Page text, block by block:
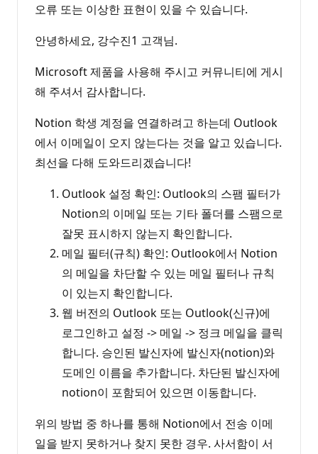
오류 또는 이상한 표현이 있을 수 있습니다.
안녕하세요, 강수진1 고객님.
Microsoft 제품을 사용해 주시고 커뮤니티에 게시
해 주셔서 감사합니다.
Notion 학생 계정을 연결하려고 하는데 Outlook
에서 이메일이 오지 않는다는 것을 알고 있습니다.
최선을 다해 도와드리겠습니다!
Outlook 설정 확인: Outlook의 스팸 필터가
Notion의 이메일 또는 기타 폴더를 스팸으로
잘못 표시하지 않는지 확인합니다.
메일 필터(규칙) 확인: Outlook에서 Notion
의 메일을 차단할 수 있는 메일 필터나 규칙
이 있는지 확인합니다.
웹 버전의 Outlook 또는 Outlook(신규)에
로그인하고 설정 -> 메일 -> 정크 메일을 클릭
합니다. 승인된 발신자에 발신자(notion)와
도메인 이름을 추가합니다. 차단된 발신자에
notion이 포함되어 있으면 이동합니다.
위의 방법 중 하나를 통해 Notion에서 전송 이메
일을 받지 못하거나 찾지 못한 경우. 사서함이 서